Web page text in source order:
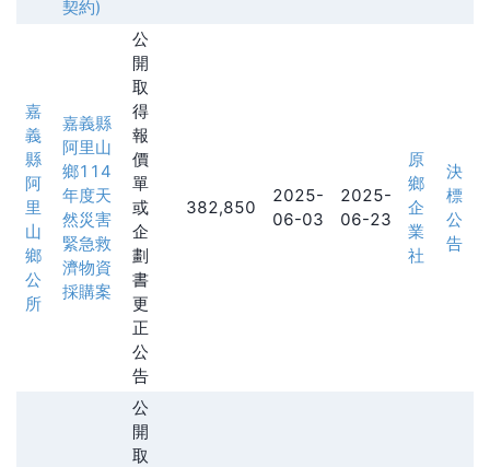
契約)
嘉
義
縣
阿
里
山
鄉
公
所
嘉義縣
阿里山
鄉114
年度天
然災害
緊急救
濟物資
採購案
公
開
取
得
報
價
單
或
企
劃
書
更
正
公
告
382,850
2025-
06-03
2025-
06-23
原
鄉
企
業
社
決
標
公
告
公
開
取